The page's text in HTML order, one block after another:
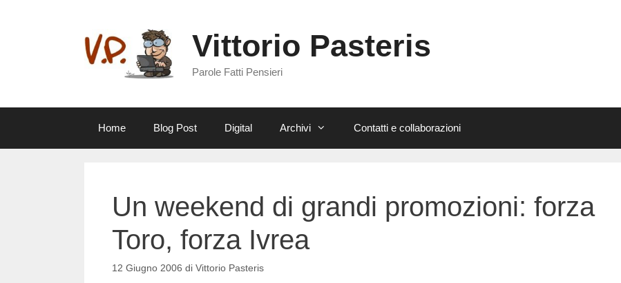
Vittorio Pasteris
Parole Fatti Pensieri
Home Blog Post Digital Archivi Contatti e collaborazioni
Un weekend di grandi promozioni: forza
Toro, forza Ivrea
12 Giugno 2006 di Vittorio Pasteris